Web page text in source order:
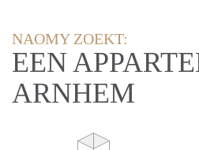
NAOMY ZOEKT:
EEN
ARNHEM